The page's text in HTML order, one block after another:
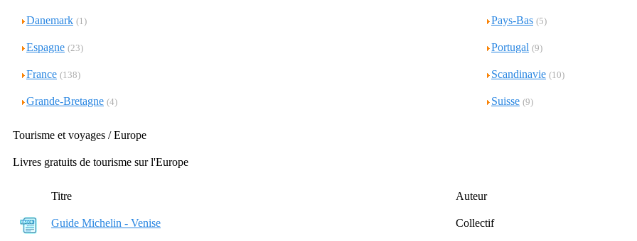
Danemark (1) Pays-Bas (5)
Espagne (23) Portugal (9)
France (138) Scandinavie (10)
Grande-Bretagne (4) Suisse (9)
Tourisme et voyages / Europe
Livres gratuits de tourisme sur l'Europe
Titre Auteur
Guide Michelin - Venise Collectif